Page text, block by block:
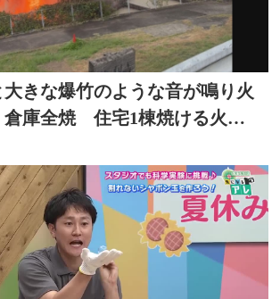
大きな爆竹のような音が鳴り火
庫全焼 住宅1棟焼ける火